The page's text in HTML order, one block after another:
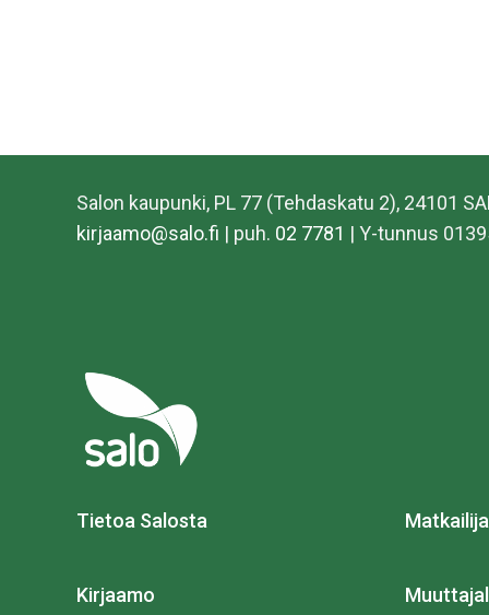
Salon kaupunki, PL 77 (Tehdaskatu 2), 24101
kirjaamo@salo.fi | puh. 02 7781 | Y-tunnus
Tietoa Salosta
Kirjaamo